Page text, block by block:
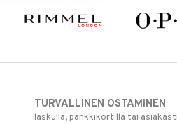
TURVALLINEN OSTAMINEN
laskulla, pankkikortilla tai